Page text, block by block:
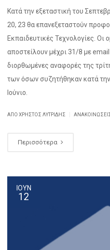
Κατά την εξεταστική του
20, 23 θα επανεξεταστούν
Εκπαιδευτικές Τεχνολογίες. Οι
αποστείλουν μέχρι 31/8 με
διορθωμένες αναφορές της
των όσων συζητήθηκαν κατά
Ιούνιο.
ΑΠΌ ΧΡΉΣΤΟΣ ΛΥΤΡΊΔΗΣ
Περισσότερα
ΙΟΥΝ
12